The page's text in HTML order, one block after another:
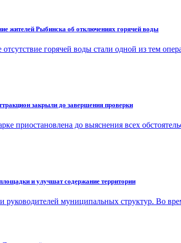
жителей Рыбинска об отключениях горячей воды
горячей воды стали одной из тем
закрыли до завершения проверки
приостановлена до выяснения всех
и улучшат содержание территории
руководителей муниципальных структур. Во